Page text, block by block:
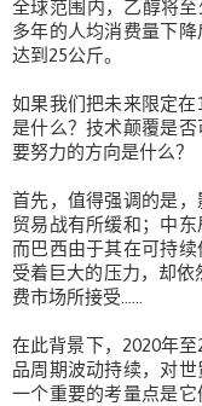
全球范围内，乙醇将
多年的人均消费量下
达到25公斤。
如果我们把未来限定
是什么？技术颠覆是
要努力的方向是什么？
首先，值得强调的是
贸易战有所缓和；中东
而巴西由于其在可持
受着巨大的压力，却依
费市场所接受……
在此背景下，2020年
品周期波动持续，对世
一个重要的考量点是它